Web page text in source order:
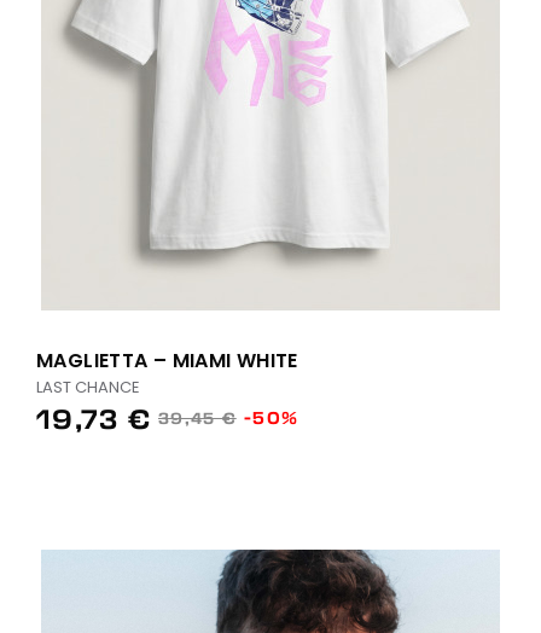
MAGLIETTA – MIAMI WHITE
LAST CHANCE
19,73 € 39,45 € -50%